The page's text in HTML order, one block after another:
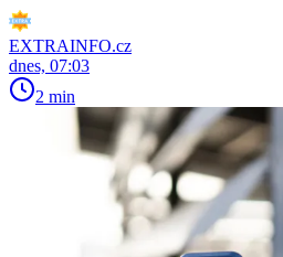
EXTRAINFO.cz
dnes, 07:03
2 min